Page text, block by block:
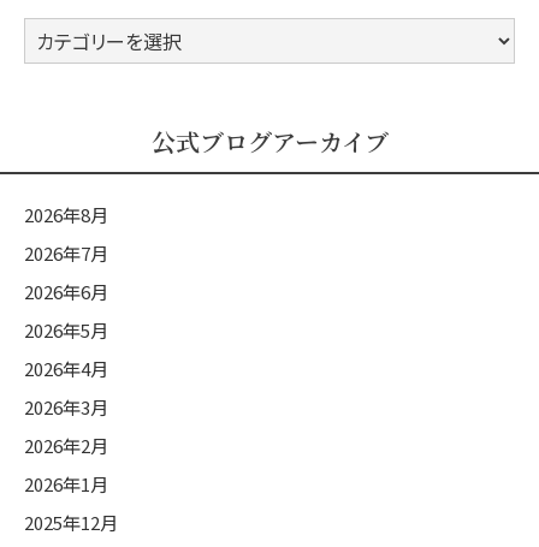
公
式
テ
ゴ
リ
ー
公式ブログアーカイブ
2026年8月
2026年7月
2026年6月
2026年5月
2026年4月
2026年3月
2026年2月
2026年1月
2025年12月